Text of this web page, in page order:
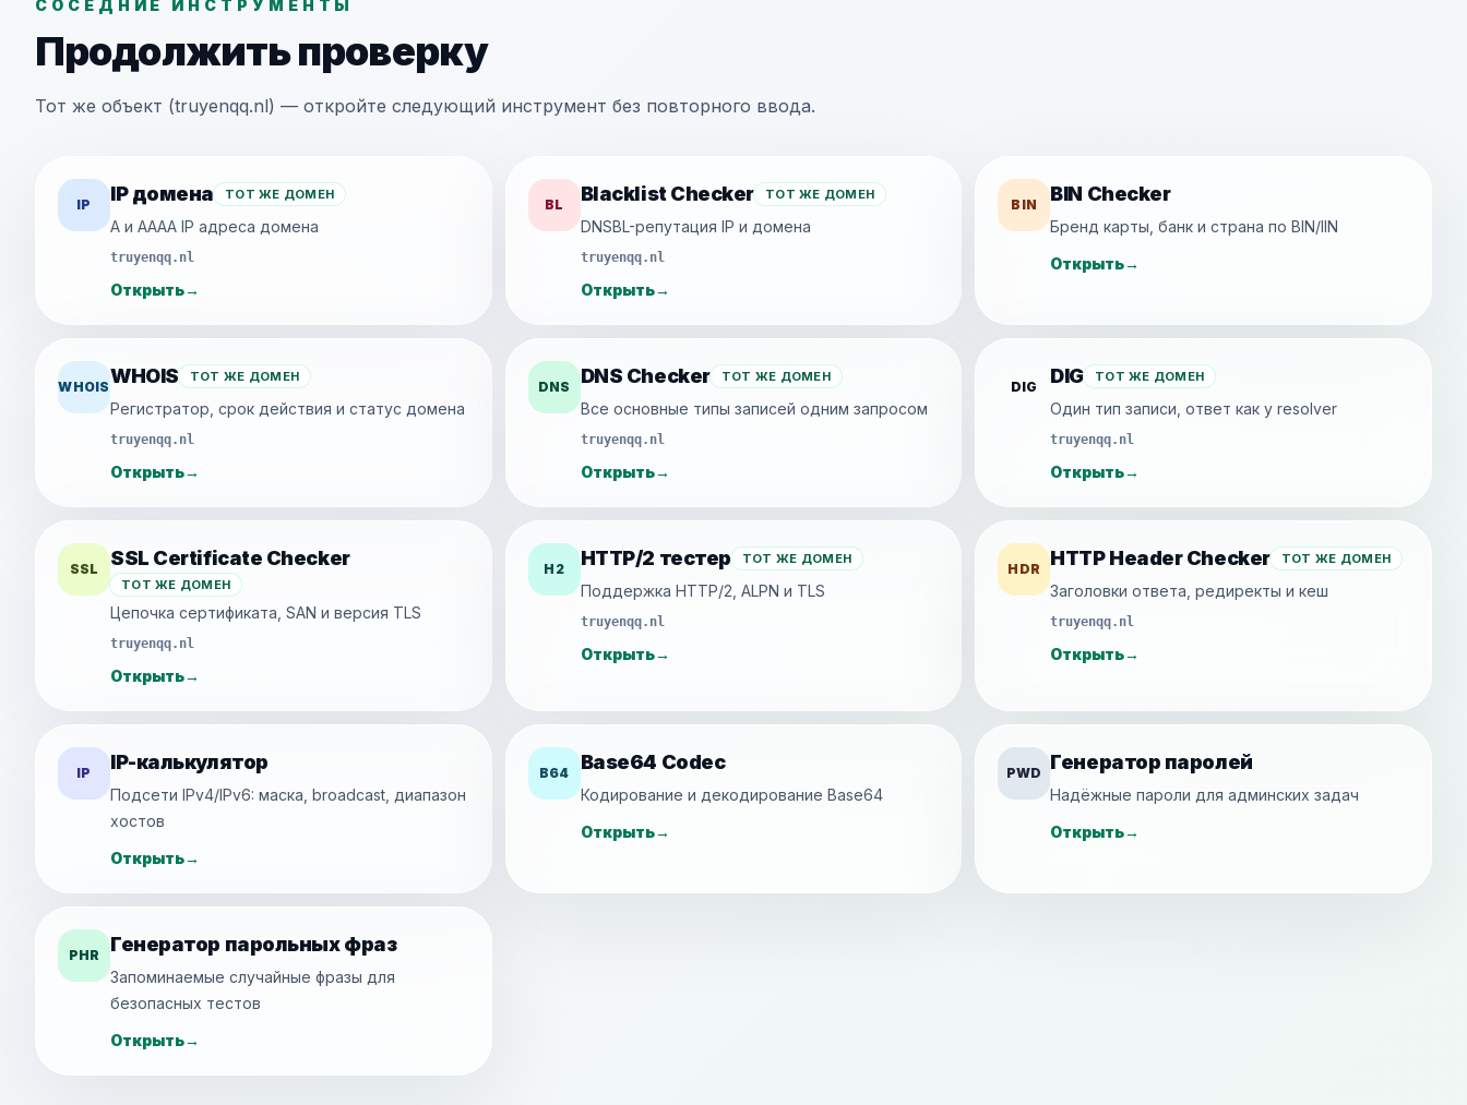
СОСЕДНИЕ ИНСТРУМЕНТЫ
Продолжить проверку
Тот же объект (truyenqq.nl) — откройте следующий инструмент без повторного ввода.
IP IP домена ТОТ ЖЕ ДОМЕН
A и AAAA IP адреса домена
truyenqq.nl
Открыть→
BL Blacklist Checker ТОТ ЖЕ ДОМЕН
DNSBL-репутация IP и домена
truyenqq.nl
Открыть→
BIN BIN Checker
Бренд карты, банк и страна по BIN/IIN
Открыть→
WHOISWHOIS ТОТ ЖЕ ДОМЕН
Регистратор, срок действия и статус домена
truyenqq.nl
Открыть→
DNS DNS Checker ТОТ ЖЕ ДОМЕН
Все основные типы записей одним запросом
truyenqq.nl
Открыть→
DIG DIG ТОТ ЖЕ ДОМЕН
Один тип записи, ответ как у resolver
truyenqq.nl
Открыть→
SSL SSL Certificate Checker
ТОТ ЖЕ ДОМЕН
Цепочка сертификата, SAN и версия TLS
truyenqq.nl
Открыть→
H2 HTTP/2 тестер ТОТ ЖЕ ДОМЕН
Поддержка HTTP/2, ALPN и TLS
truyenqq.nl
Открыть→
HDR HTTP Header Checker ТОТ ЖЕ ДОМЕН
Заголовки ответа, редиректы и кеш
truyenqq.nl
Открыть→
IP IP-калькулятор
Подсети IPv4/IPv6: маска, broadcast, диапазон
хостов
Открыть→
B64 Base64 Codec
Кодирование и декодирование Base64
Открыть→
PWD Генератор паролей
Надёжные пароли для админских задач
Открыть→
PHR Генератор парольных фраз
Запоминаемые случайные фразы для
безопасных тестов
Открыть→